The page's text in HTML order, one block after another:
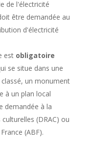
de l'électricité
être demandée au
d'électricité
est obligatoire
se situe dans une
un monument
à un plan local
demandée à la
(DRAC) ou
(ABF).